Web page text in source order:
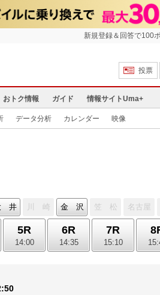
新規登録＆回答で100
投票
おトク情報 ガイド 情報サイトUma+
データ分析 カレンダー 映像
井 川 崎 金 沢 笠 松 名古屋
5R
14:00
6R
14:35
7R
15:10